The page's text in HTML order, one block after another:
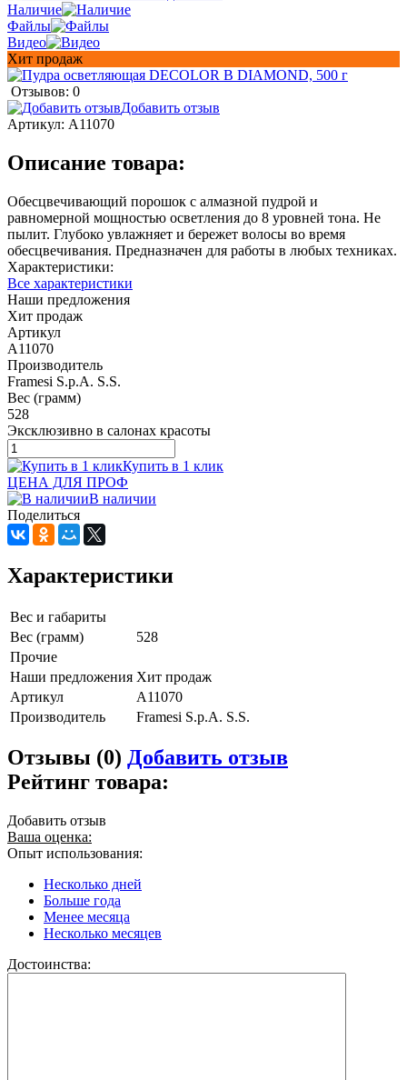
Наличие
Файлы
Видео
Хит продаж
Отзывов: 0
Добавить отзыв
Артикул: A11070
Описание товара:
Обесцвечивающий порошок с алмазной пудрой и
равномерной мощностью осветления до 8 уровней тона. Не
пылит. Глубоко увлажняет и бережет волосы во время
обесцвечивания. Предназначен для работы в любых техниках.
Характеристики:
Все характеристики
Наши предложения
Хит продаж
Артикул
A11070
Производитель
Framesi S.p.A. S.S.
Вес (грамм)
528
Эксклюзивно в салонах красоты
Купить в 1 клик
ЦЕНА ДЛЯ ПРОФ
В наличии
Поделиться
Характеристики
Вес и габариты
Вес (грамм)
528
Прочие
Наши предложения Хит продаж
Артикул
A11070
Производитель
Framesi S.p.A. S.S.
Отзывы (0) Добавить отзыв
Рейтинг товара:
Добавить отзыв
Ваша оценка:
Опыт использования:
Несколько дней
Больше года
Менее месяца
Несколько месяцев
Достоинства: